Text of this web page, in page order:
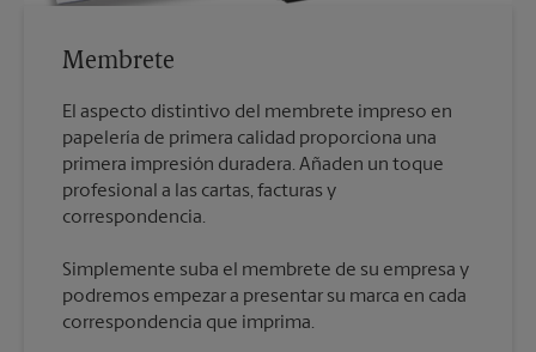
Membrete
El aspecto distintivo del membrete impreso en
papelería de primera calidad proporciona una
primera impresión duradera. Añaden un toque
profesional a las cartas, facturas y
Simplemente suba el membrete de su empresa y
podremos empezar a presentar su marca en cada
correspondencia que imprima.